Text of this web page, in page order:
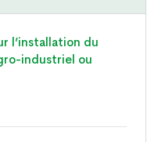
l’installation du
industriel ou